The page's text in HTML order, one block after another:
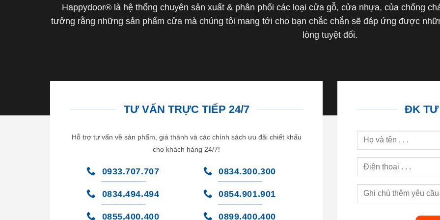
Happydoor® là hệ thống chuyên sản xuất & phân phối các loại cửa gỗ, cửa nhựa, của chống
tưởng rằng những sản phẩm cửa mà chúng tôi mang tới cho bạn chắc chắn sẽ đáp ứng được
lòng tuyệt đối.
TƯ VẤN TRỰC TIẾP 24/7
Hỗ trợ tư vấn về sản phẩm, giá thành và các chính sách ưu đãi chiết khấu
cho khách hàng 24/7!
0933.707.707
0834.494.494
0855.400.400
0834.300.300
0854.901.901
0899.400.400
ĐK TƯ